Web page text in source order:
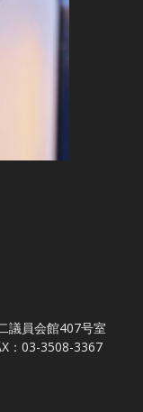
議員会館407号室
：03-3508-3367